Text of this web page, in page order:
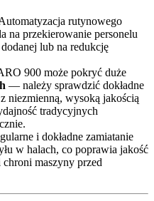
rutynowego
na przekierowanie personelu
lub na redukcję
900 może pokryć duże
— należy sprawdzić dokładne
niezmienną, wysoką jakością
tradycyjnych
i dokładne zamiatanie
w halach, co poprawia jakość
maszyny przed